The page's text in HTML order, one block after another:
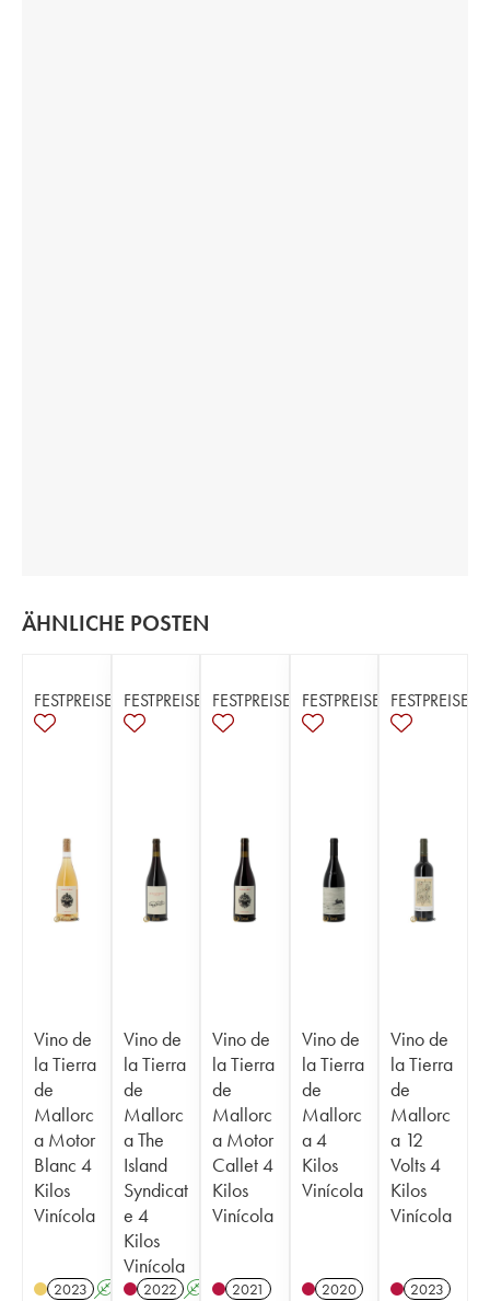
ÄHNLICHE POSTEN
FESTPREISE
Vino de
la Tierra
de
Mallorc
a Motor
Blanc 4
Kilos
Vinícola
2023 A
FESTPREISE
Vino de
la Tierra
de
Mallorc
a The
Island
Syndicat
e 4
Kilos
Vinícola
2022 A
FESTPREISE
Vino de
la Tierra
de
Mallorc
a Motor
Callet 4
Kilos
Vinícola
2021
FESTPREISE
Vino de
la Tierra
de
Mallorc
a 4
Kilos
Vinícola
2020
FESTPREISE
Vino de
la Tierra
de
Mallorc
a 12
Volts 4
Kilos
Vinícola
2023